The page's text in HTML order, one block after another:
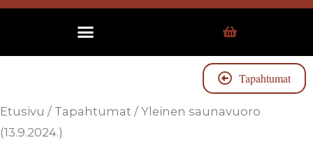
Tapahtumat
Etusivu / Tapahtumat / Yleinen saunavuoro
(13.9.2024.)